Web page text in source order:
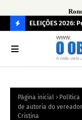
O
R
A
mais
ELEIÇÕES 2026:
disputa pelo
Página inicial Política
de autoria do
Cristina